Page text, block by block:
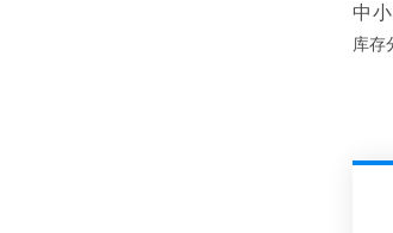
中
库存